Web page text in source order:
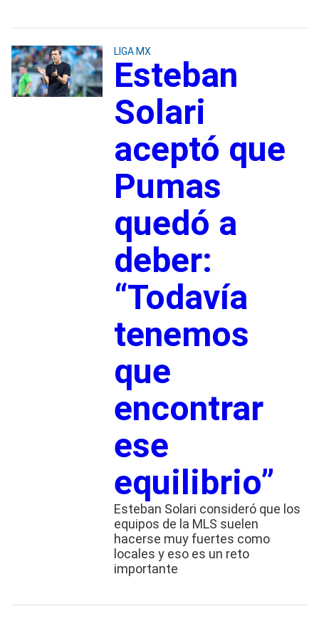
LIGA MX
Esteban
Solari
aceptó que
Pumas
quedó a
deber:
“Todavía
tenemos
que
encontrar
ese
equilibrio”
Esteban Solari consideró que los
equipos de la MLS suelen
hacerse muy fuertes como
locales y eso es un reto
importante